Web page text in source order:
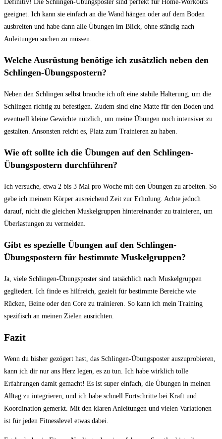
Definitiv! Die Schlingen-Übungsposter sind perfekt für Home-Workouts
geeignet.‌ Ich kann sie einfach an​ die Wand hängen oder auf dem‌ Boden
ausbreiten und habe dann⁢ alle Übungen im ⁤Blick, ohne ständig nach
Anleitungen suchen ‌zu ​müssen.
Welche Ausrüstung​ benötige ich​ zusätzlich neben den
Schlingen-Übungspostern?
Neben den Schlingen selbst ⁢brauche ⁢ich oft eine stabile Halterung, um die
Schlingen richtig zu befestigen. Zudem sind eine Matte für den Boden und
eventuell kleine Gewichte nützlich, um meine Übungen noch intensiver zu
⁢gestalten. Ansonsten reicht es, Platz zum‌ Trainieren zu haben.
Wie oft⁢ sollte ‌ich die Übungen ⁤auf den Schlingen-
Übungspostern durchführen?
Ich versuche, etwa 2 bis 3 Mal pro Woche mit den Übungen zu arbeiten. So
gebe ich meinem Körper‍ ausreichend​ Zeit zur Erholung.‍ Achte jedoch​
darauf, nicht die gleichen ‍Muskelgruppen ⁤hintereinander zu trainieren, um
Überlastungen zu vermeiden.
Gibt ‍es spezielle ⁣Übungen auf den Schlingen-
Übungspostern für bestimmte Muskelgruppen?
Ja, viele Schlingen-Übungsposter sind​ tatsächlich nach Muskelgruppen
gegliedert. Ich finde es hilfreich, gezielt für bestimmte Bereiche wie
Rücken, Beine oder den⁣ Core zu trainieren. So kann ich mein ‌Training
spezifisch an ‍meinen Zielen ausrichten.
Fazit
Wenn​ du bisher gezögert hast, das Schlingen-Übungsposter auszuprobieren,
kann ⁣ich dir nur ans ‍Herz legen, es zu tun. Ich habe wirklich tolle
Erfahrungen damit gemacht! Es ist super einfach, die Übungen⁢ in meinen
Alltag zu⁢ integrieren, und ich habe schnell Fortschritte bei Kraft und
Koordination gemerkt. Mit‌ den klaren⁢ Anleitungen und vielen Variationen
ist für jeden Fitnesslevel etwas dabei.